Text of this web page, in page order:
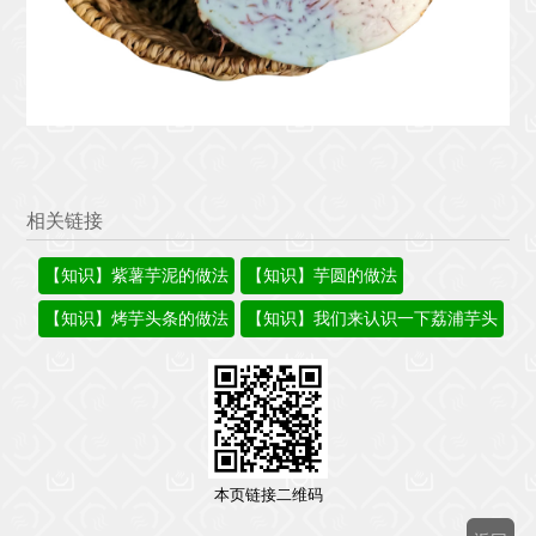
相关链接
【知识】紫薯芋泥的做法 【知识】芋圆的做法
【知识】烤芋头条的做法 【知识】我们来认识一下荔浦芋头
本页链接二维码